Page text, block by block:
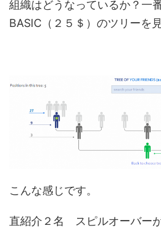
組織はどうなっているか？一
BASIC（２５＄）のツリーを
こんな感じです。
直紹介２名 スピルオーバー